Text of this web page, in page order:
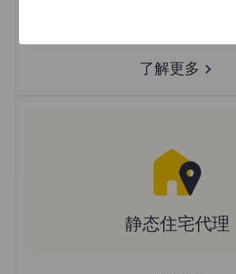
了解更多
静态住宅代理